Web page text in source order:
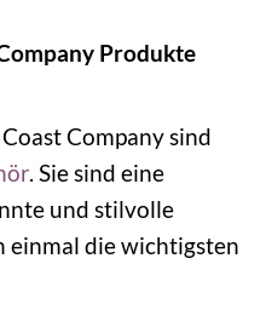
Produkte
Company sind
. Sie sind eine
und stilvolle
einmal die wichtigsten